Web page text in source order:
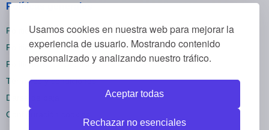
Usamos cookies en nuestra web para mejorar la
experiencia de usuario. Mostrando contenido
personalizado y analizando nuestro tráfico.
Aceptar todas
Rechazar no esenciales
Políticas generales
Políticas de privacidad
Políticas de cookies
Políticas de reembolsos
Términos y condiciones
Darse de baja
Configuración cookies